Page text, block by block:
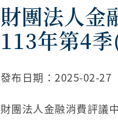
財團法人金
113年第4
發布日期：2025-02-27
財團法人金融消費評議